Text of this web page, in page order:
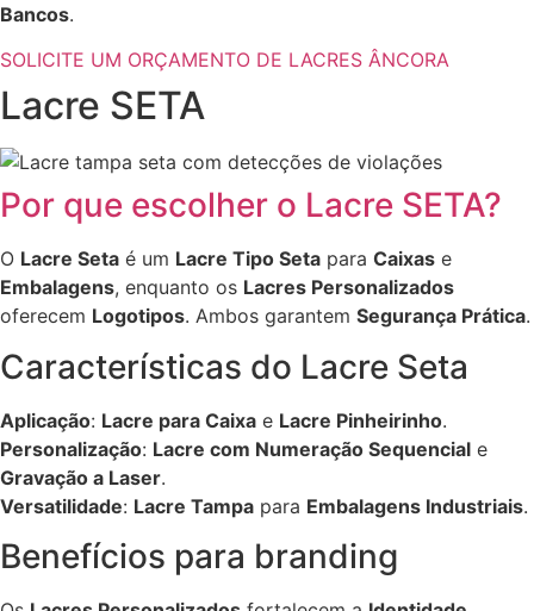
Bancos.
SOLICITE UM ORÇAMENTO DE LACRES ÂNCORA
Lacre SETA
Por que escolher o Lacre SETA?
O Lacre Seta é um Lacre Tipo Seta para Caixas e
Embalagens, enquanto os Lacres Personalizados
oferecem Logotipos. Ambos garantem Segurança Prática.
Características do Lacre Seta
Aplicação: Lacre para Caixa e Lacre Pinheirinho.
Personalização: Lacre com Numeração Sequencial e
Gravação a Laser.
Versatilidade: Lacre Tampa para Embalagens Industriais.
Benefícios para branding